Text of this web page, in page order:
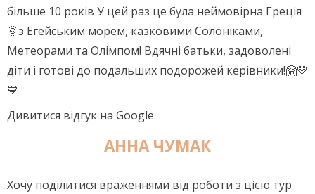
більше 10 років У цей раз це була неймовірна Греція
🌞з Егейським морем, казковими Солоніками,
Метеорами та Олімпом! Вдячні батьки, задоволені
діти і готові до подальших подорожей керівники!🤗💛
💙
Дивитися відгук на Google
АННА ЧУМАК
Хочу поділитися враженнями від роботи з цією тур